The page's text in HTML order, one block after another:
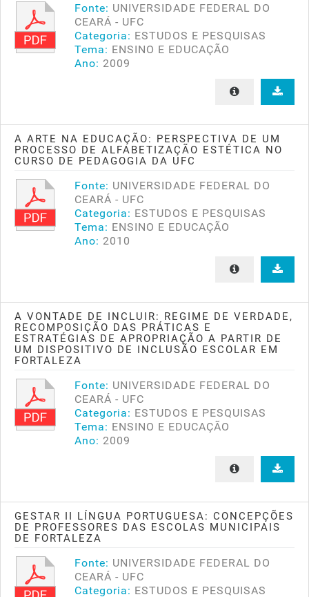
Fonte: UNIVERSIDADE FEDERAL DO
CEARÁ - UFC
Categoria: ESTUDOS E PESQUISAS
Tema: ENSINO E EDUCAÇÃO
Ano: 2009
A ARTE NA EDUCAÇÃO: PERSPECTIVA DE UM
PROCESSO DE ALFABETIZAÇÃO ESTÉTICA NO
CURSO DE PEDAGOGIA DA UFC
Fonte: UNIVERSIDADE FEDERAL DO
CEARÁ - UFC
Categoria: ESTUDOS E PESQUISAS
Tema: ENSINO E EDUCAÇÃO
Ano: 2010
A VONTADE DE INCLUIR: REGIME DE VERDADE,
RECOMPOSIÇÃO DAS PRÁTICAS E
ESTRATÉGIAS DE APROPRIAÇÃO A PARTIR DE
UM DISPOSITIVO DE INCLUSÃO ESCOLAR EM
FORTALEZA
Fonte: UNIVERSIDADE FEDERAL DO
CEARÁ - UFC
Categoria: ESTUDOS E PESQUISAS
Tema: ENSINO E EDUCAÇÃO
Ano: 2009
GESTAR II LÍNGUA PORTUGUESA: CONCEPÇÕES
DE PROFESSORES DAS ESCOLAS MUNICIPAIS
DE FORTALEZA
Fonte: UNIVERSIDADE FEDERAL DO
CEARÁ - UFC
Categoria: ESTUDOS E PESQUISAS